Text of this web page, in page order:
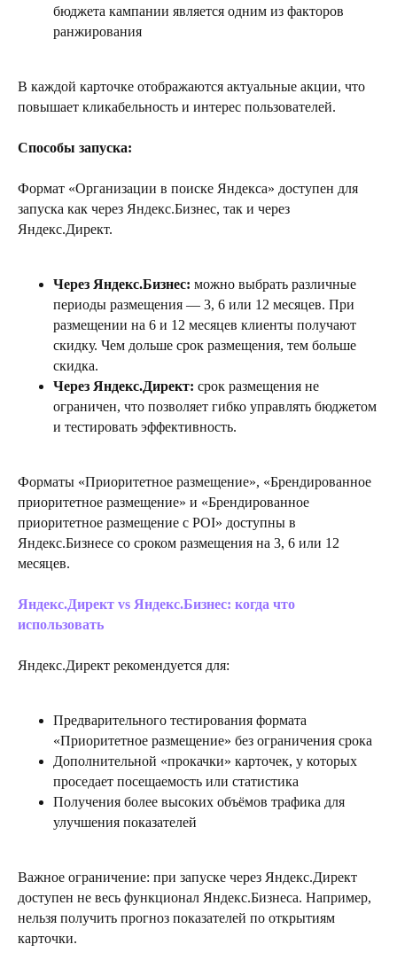
бюджета кампании является одним из факторов
ранжирования
В каждой карточке отображаются актуальные акции, что
повышает кликабельность и интерес пользователей.
Способы запуска:
Формат «Организации в поиске Яндекса» доступен для
запуска как через Яндекс.Бизнес, так и через
Яндекс.Директ.
Через Яндекс.Бизнес: можно выбрать различные
периоды размещения — 3, 6 или 12 месяцев. При
размещении на 6 и 12 месяцев клиенты получают
скидку. Чем дольше срок размещения, тем больше
скидка.
Через Яндекс.Директ: срок размещения не
ограничен, что позволяет гибко управлять бюджетом
и тестировать эффективность.
Форматы «Приоритетное размещение», «Брендированное
приоритетное размещение» и «Брендированное
приоритетное размещение с POI» доступны в
Яндекс.Бизнесе со сроком размещения на 3, 6 или 12
месяцев.
Яндекс.Директ vs Яндекс.Бизнес: когда что
использовать
Яндекс.Директ рекомендуется для:
Предварительного тестирования формата
«Приоритетное размещение» без ограничения срока
Дополнительной «прокачки» карточек, у которых
проседает посещаемость или статистика
Получения более высоких объёмов трафика для
улучшения показателей
Важное ограничение: при запуске через Яндекс.Директ
доступен не весь функционал Яндекс.Бизнеса. Например,
нельзя получить прогноз показателей по открытиям
карточки.